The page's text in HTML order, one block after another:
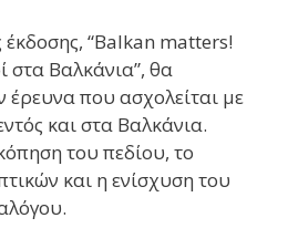
έκδοσης, “Balkan matters!
στα Βαλκάνια”, θα
έρευνα που ασχολείται με
και στα Βαλκάνια.
του πεδίου, το
και η ενίσχυση του